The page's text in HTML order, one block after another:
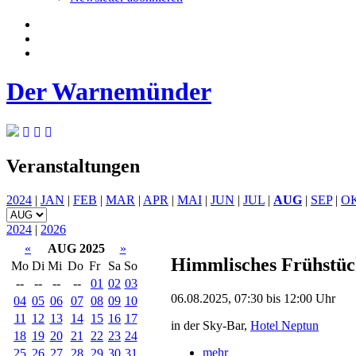
Der Warnemünder
Veranstaltungen
2024 | JAN | FEB | MAR | APR | MAI | JUN | JUL | AUG | SEP|
2024 | 2026
«
AUG 2025
»
Mo Di Mi Do Fr Sa So
--
-- -- -- 01 02 03
04 05 06 07 08 09 10
11
12 13 14 15 16 17
18 19 20 21 22 23 24
25 26 27 28 29 30 31
Himmlisches
06.08.2025, 07:30 bis 12:00 Uhr
in der Sky-Bar, Hotel Neptun
mehr